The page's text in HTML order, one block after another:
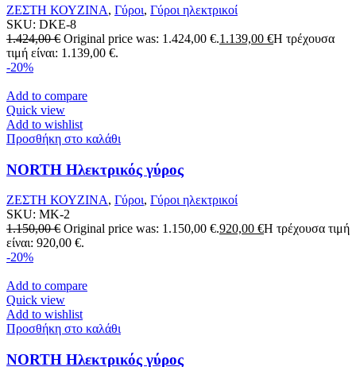
ΖΕΣΤΗ ΚΟΥΖΙΝΑ, Γύροι, Γύροι ηλεκτρικοί
SKU: DKE-8
1.424,00€ Original price was: 1.424,00 €.1.139,00 €Η τρέχουσα
τιμή είναι: 1.139,00 €.
-20%
Add to compare
Quick view
Add to wishlist
Προσθήκη στο καλάθι
NORTH Ηλεκτρικός γύρος
ΖΕΣΤΗ ΚΟΥΖΙΝΑ, Γύροι, Γύροι ηλεκτρικοί
SKU: MK-2
1.150,00€ Original price was: 1.150,00 €.920,00 €Η τρέχουσα τιμή
είναι: 920,00 €.
-20%
Add to compare
Quick view
Add to wishlist
Προσθήκη στο καλάθι
NORTH Ηλεκτρικός γύρος